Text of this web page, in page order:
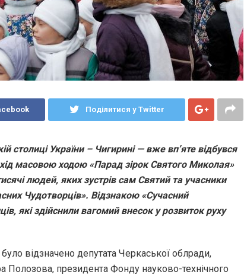
Поділитися у Twitter
столиці України – Чигирині — вже вп’яте відбувся
масовою ходою «Парад зірок Святого Миколая»
людей, яких зустрів сам Святий та учасники
Чудотворців». Відзнакою «Сучасний
які здійснили вагомий внесок у розвиток руху
відзначено депутата Черкаської облради,
Полозова, президента Фонду науково-технічного